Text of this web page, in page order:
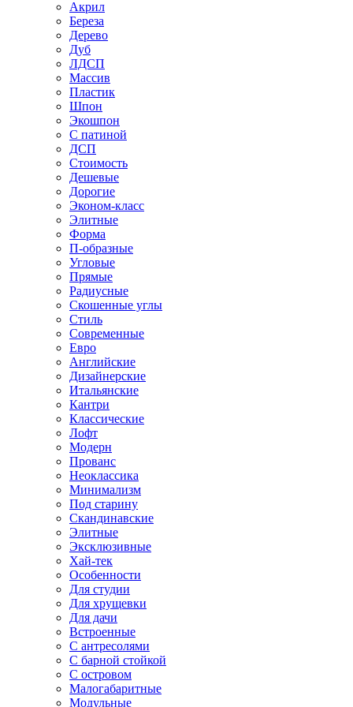
Акрил
Береза
Дерево
Дуб
ЛДСП
Массив
Пластик
Шпон
Экошпон
С патиной
ДСП
Стоимость
Дешевые
Дорогие
Эконом-класс
Элитные
Форма
П-образные
Угловые
Прямые
Радиусные
Скошенные углы
Стиль
Современные
Евро
Английские
Дизайнерские
Итальянские
Кантри
Классические
Лофт
Модерн
Прованс
Неоклассика
Минимализм
Под старину
Скандинавские
Элитные
Эксклюзивные
Хай-тек
Особенности
Для студии
Для хрущевки
Для дачи
Встроенные
С антресолями
С барной стойкой
С островом
Малогабаритные
Модульные